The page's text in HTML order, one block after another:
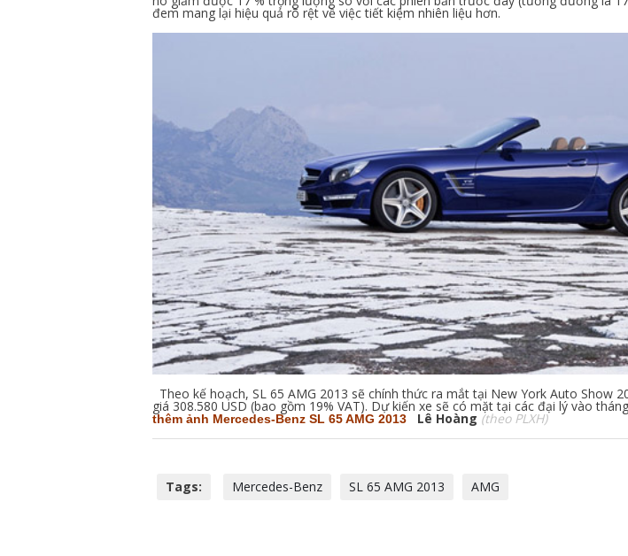
đem mang lại hiệu quả rõ rệt về việc tiết kiệm nhiên liệu hơn.
Theo kế hoạch, SL 65 AMG 2013 sẽ chính thức ra mắt tại New York Auto Show
giá 308.580 USD (bao gồm 19% VAT). Dự kiến xe sẽ có mặt tại các đại lý vào
thêm ảnh Mercedes-Benz SL 65 AMG 2013
Lê Hoàng (theo PLXH)
Tags: Mercedes-Benz SL 65 AMG 2013 AMG